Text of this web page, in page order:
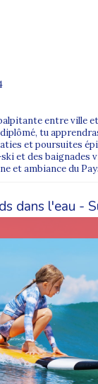
entre ville
tu
et poursuites
ski et des
et ambiance du
dans l'eau -